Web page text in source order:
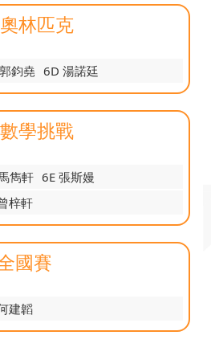
林匹克
鈞堯 6D 湯諾廷
學挑戰
雋軒 6E 張斯嫚
梓軒
國賽
建韜